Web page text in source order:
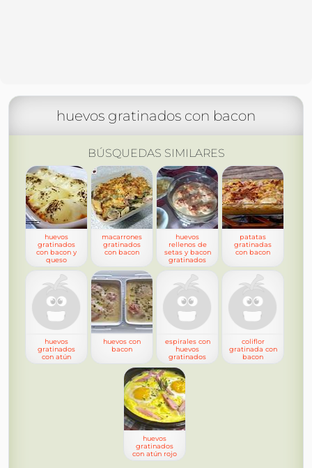
huevos gratinados con bacon
BÚSQUEDAS SIMILARES
huevos
gratinados
con bacon y
queso
macarrones
gratinados
con bacon
huevos
rellenos de
setas y bacon
gratinados
patatas
gratinadas
con bacon
huevos
gratinados
con atún
huevos con
bacon
espirales con
huevos
gratinados
coliflor
gratinada con
bacon
huevos
gratinados
con atún rojo